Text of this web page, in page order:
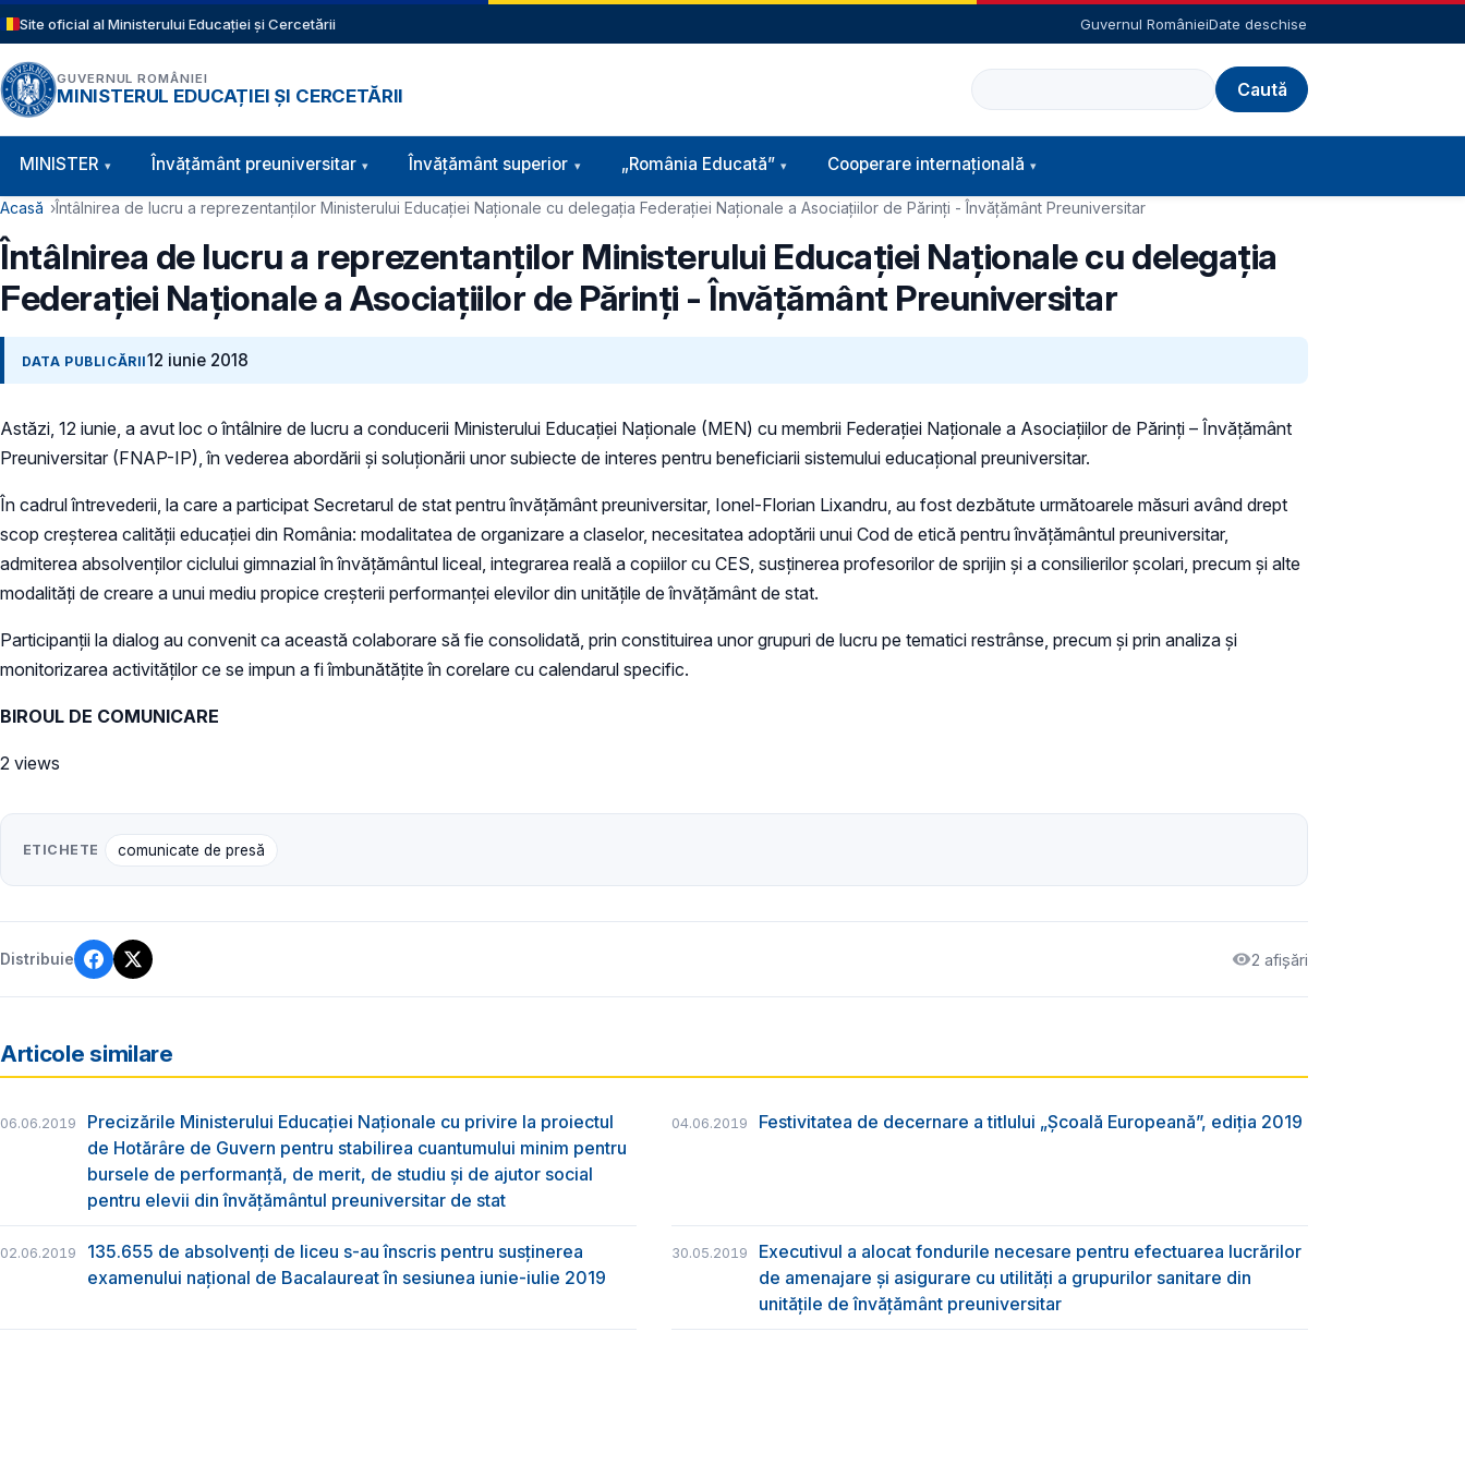
Sari la conținutul principal
Site oficial al Ministerului Educației și Cercetării Guvernul RomânieiDate deschise
GUVERNUL ROMÂNIEI
MINISTERUL EDUCAȚIEI ȘI CERCETĂRII
Caută
Navigație principală
MINISTER Învăţământ preuniversitar Învățământ superior „România Educată” Cooperare internațională
Cale de navigare
Acasă Întâlnirea de lucru a reprezentanților Ministerului Educației Naționale cu delegația Federației Naționale a Asociațiilor de Părinți - Învățământ Preuniversitar
Întâlnirea de lucru a reprezentanților Ministerului Educației Naționale cu delegația
Federației Naționale a Asociațiilor de Părinți - Învățământ Preuniversitar
DATA PUBLICĂRII12 iunie 2018
Astăzi, 12 iunie, a avut loc o întâlnire de lucru a conducerii Ministerului Educației Naționale (MEN) cu membrii Federației Naționale a Asociațiilor de Părinți – Învățământ
Preuniversitar (FNAP-IP), în vederea abordării și soluționării unor subiecte de interes pentru beneficiarii sistemului educațional preuniversitar.
În cadrul întrevederii, la care a participat Secretarul de stat pentru învățământ preuniversitar, Ionel-Florian Lixandru, au fost dezbătute următoarele măsuri având drept
scop creșterea calității educației din România: modalitatea de organizare a claselor, necesitatea adoptării unui Cod de etică pentru învățământul preuniversitar,
admiterea absolvenților ciclului gimnazial în învățământul liceal, integrarea reală a copiilor cu CES, susținerea profesorilor de sprijin și a consilierilor școlari, precum și alte
modalități de creare a unui mediu propice creșterii performanței elevilor din unitățile de învățământ de stat.
Participanții la dialog au convenit ca această colaborare să fie consolidată, prin constituirea unor grupuri de lucru pe tematici restrânse, precum și prin analiza și
monitorizarea activităților ce se impun a fi îmbunătățite în corelare cu calendarul specific.
BIROUL DE COMUNICARE
2 views
ETICHETE comunicate de presă
Distribuie 2 afișări
Articole similare
06.06.2019
Precizările Ministerului Educației Naționale cu privire la proiectul
de Hotărâre de Guvern pentru stabilirea cuantumului minim pentru
bursele de performanță, de merit, de studiu și de ajutor social
pentru elevii din învățământul preuniversitar de stat
04.06.2019 Festivitatea de decernare a titlului „Şcoală Europeană”, ediția 2019
02.06.2019
135.655 de absolvenţi de liceu s-au înscris pentru susţinerea
examenului naţional de Bacalaureat în sesiunea iunie-iulie 2019
30.05.2019
Executivul a alocat fondurile necesare pentru efectuarea lucrărilor
de amenajare și asigurare cu utilități a grupurilor sanitare din
unitățile de învățământ preuniversitar